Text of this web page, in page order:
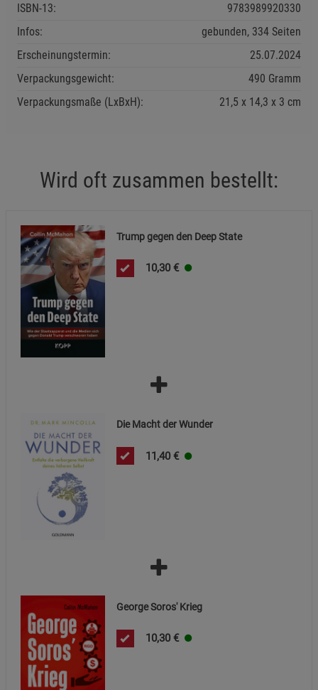
ISBN-13:
9783989920330
Infos:
gebunden, 334 Seiten
Erscheinungstermin:
25.07.2024
Verpackungsgewicht:
490 Gramm
Verpackungsmaße (LxBxH):
21,5 14,3 3 cm
Wird oft zusammen bestellt:
Trump gegen den Deep State
10,30 €
Die Macht der Wunder
11,40 €
George Soros' Krieg
10,30 €
Notwendige Cookies (5)
Beschreibung Notwendige Cookies
Cookie-Informationen
Statistik Cookies (1) Statistik Cookies
Marketing Cookies (3) Marketing Cookies
Cookie-Informationen
Datenschutzerklärung